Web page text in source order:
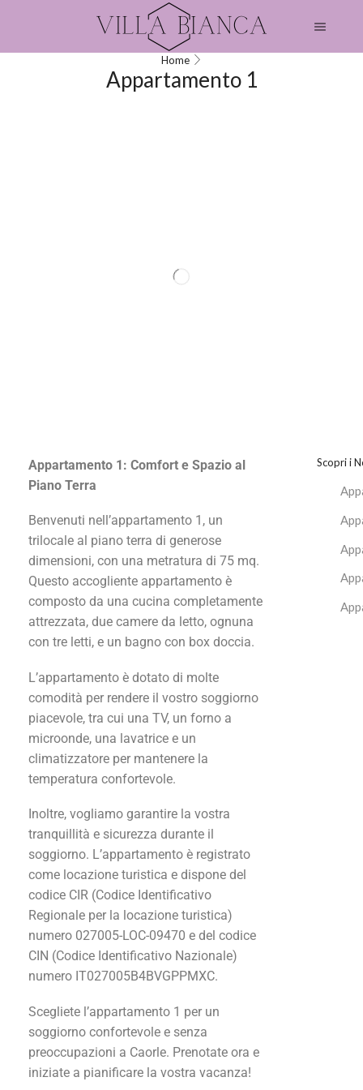
Home
Appartamento 1
Appartamento 1: Comfort e Spazio al
Piano Terra
Benvenuti nell’appartamento 1, un
trilocale al piano terra di generose
dimensioni, con una metratura di 75 mq.
Questo accogliente appartamento è
composto da una cucina completamente
attrezzata, due camere da letto, ognuna
con tre letti, e un bagno con box doccia.
L’appartamento è dotato di molte
comodità per rendere il vostro soggiorno
piacevole, tra cui una TV, un forno a
microonde, una lavatrice e un
climatizzatore per mantenere la
temperatura confortevole.
Inoltre, vogliamo garantire la vostra
tranquillità e sicurezza durante il
soggiorno. L’appartamento è registrato
come locazione turistica e dispone del
codice CIR (Codice Identificativo
Regionale per la locazione turistica)
numero 027005-LOC-09470 e del codice
CIN (Codice Identificativo Nazionale)
numero IT027005B4BVGPPMXC.
Scegliete l’appartamento 1 per un
soggiorno confortevole e senza
preoccupazioni a Caorle. Prenotate ora e
iniziate a pianificare la vostra vacanza!
Scopri i